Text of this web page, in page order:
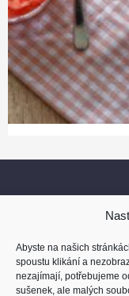
Abyste na našich
spoustu klikání a
nezajímají, potřebujeme
sušenek, ale malých